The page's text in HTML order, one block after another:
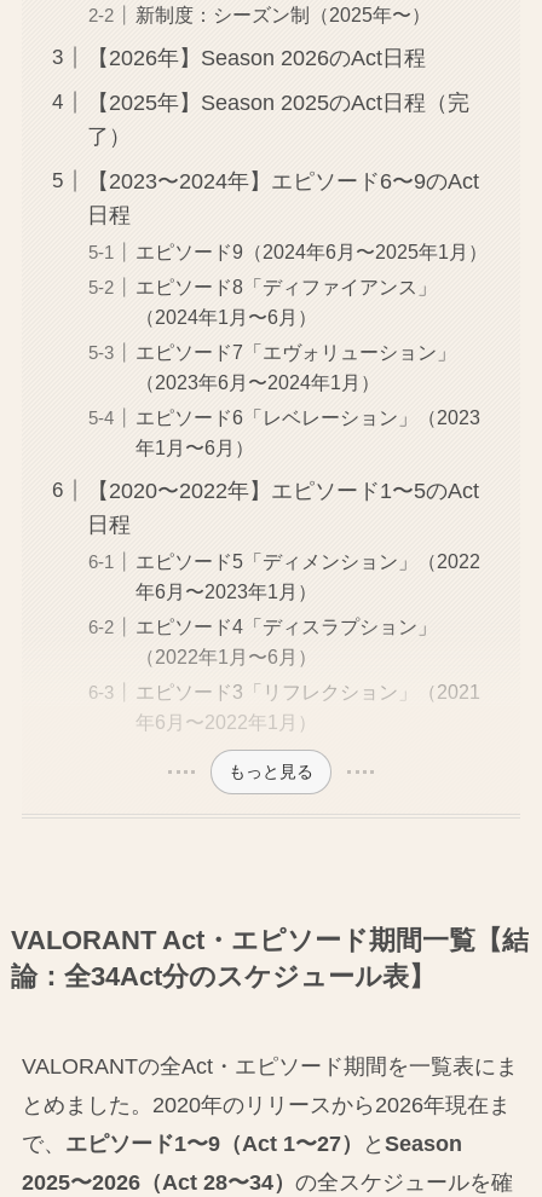
新制度：シーズン制（2025年〜）
【2026年】Season 2026のAct日程
【2025年】Season 2025のAct日程（完
了）
【2023〜2024年】エピソード6〜9のAct
日程
エピソード9（2024年6月〜2025年1月）
エピソード8「ディファイアンス」
（2024年1月〜6月）
エピソード7「エヴォリューション」
（2023年6月〜2024年1月）
エピソード6「レベレーション」（2023
年1月〜6月）
【2020〜2022年】エピソード1〜5のAct
日程
エピソード5「ディメンション」（2022
年6月〜2023年1月）
エピソード4「ディスラプション」
（2022年1月〜6月）
エピソード3「リフレクション」（2021
年6月〜2022年1月）
もっと見る
VALORANT Act・エピソード期間一覧【結
論：全34Act分のスケジュール表】
VALORANTの全Act・エピソード期間を一覧表にま
とめました。2020年のリリースから2026年現在ま
で、 エピソード1〜9（Act 1〜27） と Season
2025〜2026（Act 28〜34） の全スケジュールを確